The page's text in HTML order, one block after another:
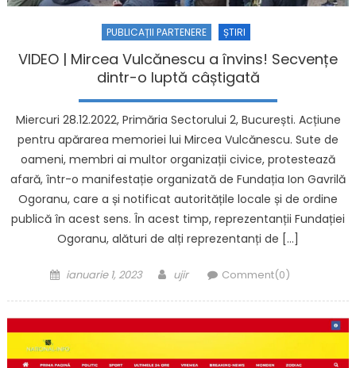
PUBLICAȚII PARTENERE ȘTIRI
VIDEO | Mircea Vulcănescu a învins! Secvențe
dintr-o luptă câștigată
Miercuri 28.12.2022, Primăria Sectorului 2, București. Acțiune
pentru apărarea memoriei lui Mircea Vulcănescu. Sute de
oameni, membri ai multor organizații civice, protestează
afară, într-o manifestație organizată de Fundația Ion Gavrilă
Ogoranu, care a și notificat autoritățile locale și de ordine
publică în acest sens. În acest timp, reprezentanții Fundației
Ogoranu, alături de alți reprezentanți de […]
Posted on
ianuarie 1, 2023 Author
ujir Comment(0)